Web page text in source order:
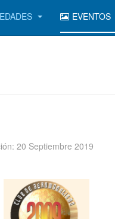
EVENTOS
20 Septiembre 2019